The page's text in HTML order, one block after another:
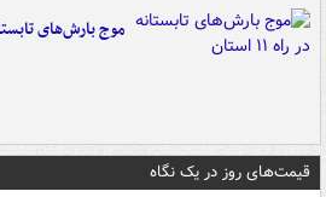
موج بارش‌های تابستانه در
قیمت‌های روز در یک نگاه